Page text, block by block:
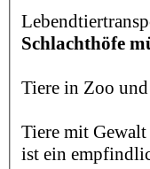
Schlachthöfe
Tiere in Zoo
Tiere mit
ist ein